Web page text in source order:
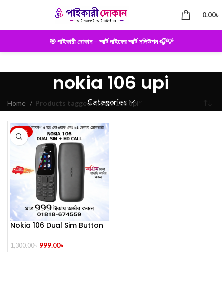
0.00৳
🎯 পাইকারী দোকান – স্মার্ট লাইফের স্মার্ট সলিউশন 🎧💡
nokia 106 upi
Categories
Home Products tagged “nokia 106 upi”
-23%
Nokia 106 Dual Sim Button
1,300.00৳ 999.00৳